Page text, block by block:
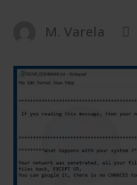
M. Varela